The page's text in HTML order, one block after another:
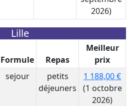
2026)
Lille
Formule Repas
Meilleur
prix
sejour
petits
déjeuners
1 188,00 €
(1 octobre
2026)